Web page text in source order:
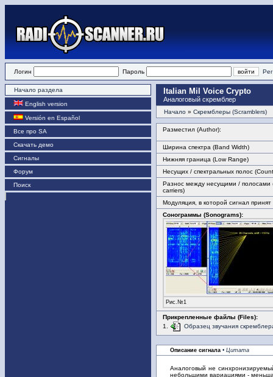
Логин Пароль
Начало раздела
English version
Versión en Español
Все про SA
Скачать демо
Сигналы
Форум
Поиск
Italian Mil Voice Crypto
Аналоговый скремблер
Начало » Скремблеры (Scramblers)
Разместил (Author):
Ширина спектра (Band Width)
Нижняя граница (Low Range)
Несущих / спектральных полос
Разнос между несущими / полосами
carriers)
Модуляция, в которой сигнал принят
Сонограммы (Sonograms):
Рис.№1
Прикрепленные файлы (Files):
1.
Образец звучания
Описание сигнала • Цитата
Аналоговый не
небольшими вариациями -